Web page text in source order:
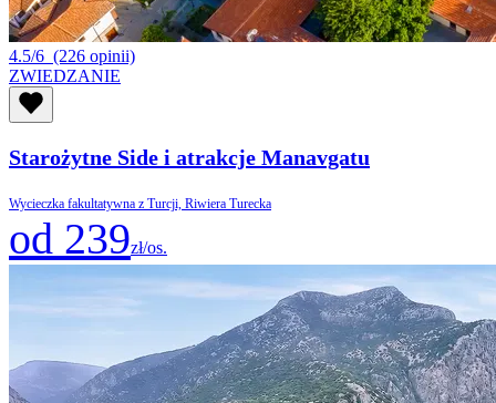
4.5/6 (226 opinii)
ZWIEDZANIE
Starożytne Side i atrakcje Manavgatu
Wycieczka fakultatywna z Turcji, Riwiera Turecka
od 239zł/os.